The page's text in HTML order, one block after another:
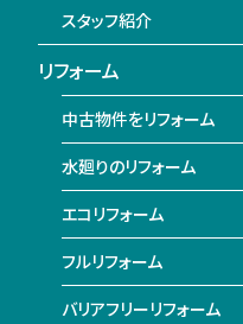
スタッフ紹介
リフォーム
中古物件をリフォーム
水廻りのリフォーム
エコリフォーム
フルリフォーム
バリアフリーリフォーム